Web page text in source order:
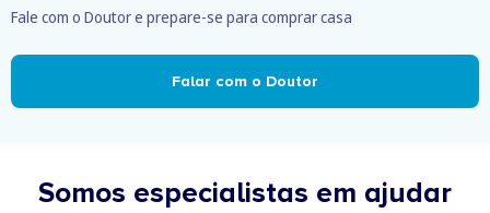
Fale com o Doutor e prepare-se para comprar casa
Falar com o Doutor
Somos especialistas em ajudar